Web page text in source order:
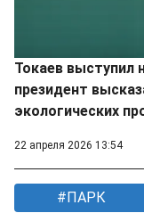
Токаев выступил
президент
экологических
22 апреля 2026 13:54
ПАРК